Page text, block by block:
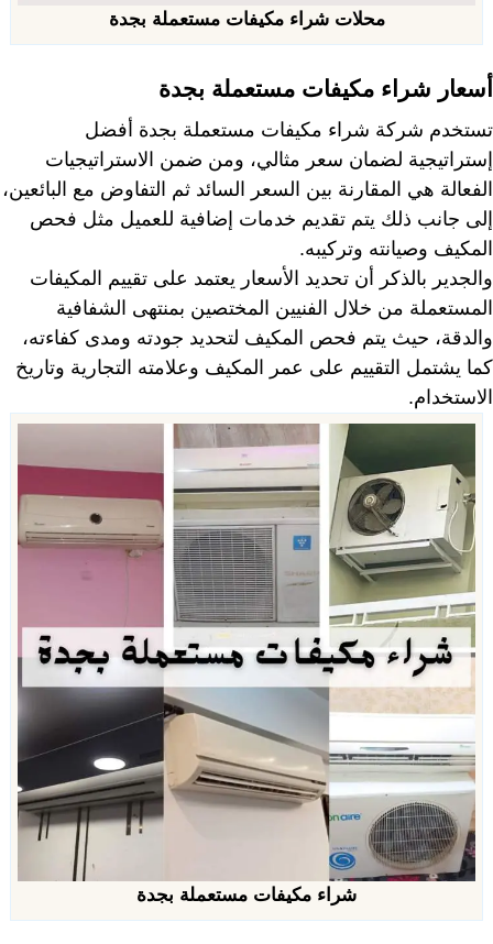
محلات شراء مكيفات مستعملة بجدة
أسعار شراء مكيفات مستعملة بجدة
تستخدم شركة شراء مكيفات مستعملة بجدة أفضل
إستراتيجية لضمان سعر مثالي، ومن ضمن الاستراتيجيات
الفعالة هي المقارنة بين السعر السائد ثم التفاوض مع البائعين،
إلى جانب ذلك يتم تقديم خدمات إضافية للعميل مثل فحص
المكيف وصيانته وتركيبه.
والجدير بالذكر أن تحديد الأسعار يعتمد على تقييم المكيفات
المستعملة من خلال الفنيين المختصين بمنتهى الشفافية
والدقة، حيث يتم فحص المكيف لتحديد جودته ومدى كفاءته،
كما يشتمل التقييم على عمر المكيف وعلامته التجارية وتاريخ
الاستخدام.
شراء مكيفات مستعملة بجدة